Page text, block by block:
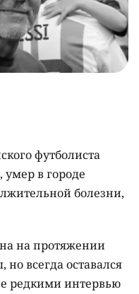
футболиста
в городе
болезни,
на протяжении
но всегда оставался
редкими интервью